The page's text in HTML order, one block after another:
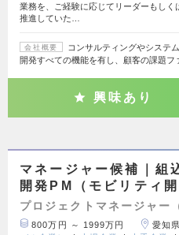
業務を、ご経験に応じてリーダーもしく
推進していた…
会社概要
コンサルティングやシステ
開発すべての機能を有し、顧客の課題フ
興味あり
マネージャー候補｜組
開発PM（モビリティ
プロジェクトマネージャー
800万円 ～ 1999万円 愛知県